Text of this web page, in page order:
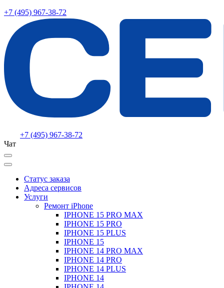
+7 (495) 967-38-72
+7 (495) 967-38-72
Чат
Статус заказа
Адреса сервисов
Услуги
Ремонт iPhone
IPHONE 15 PRO MAX
IPHONE 15 PRO
IPHONE 15 PLUS
IPHONE 15
IPHONE 14 PRO MAX
IPHONE 14 PRO
IPHONE 14 PLUS
IPHONE 14